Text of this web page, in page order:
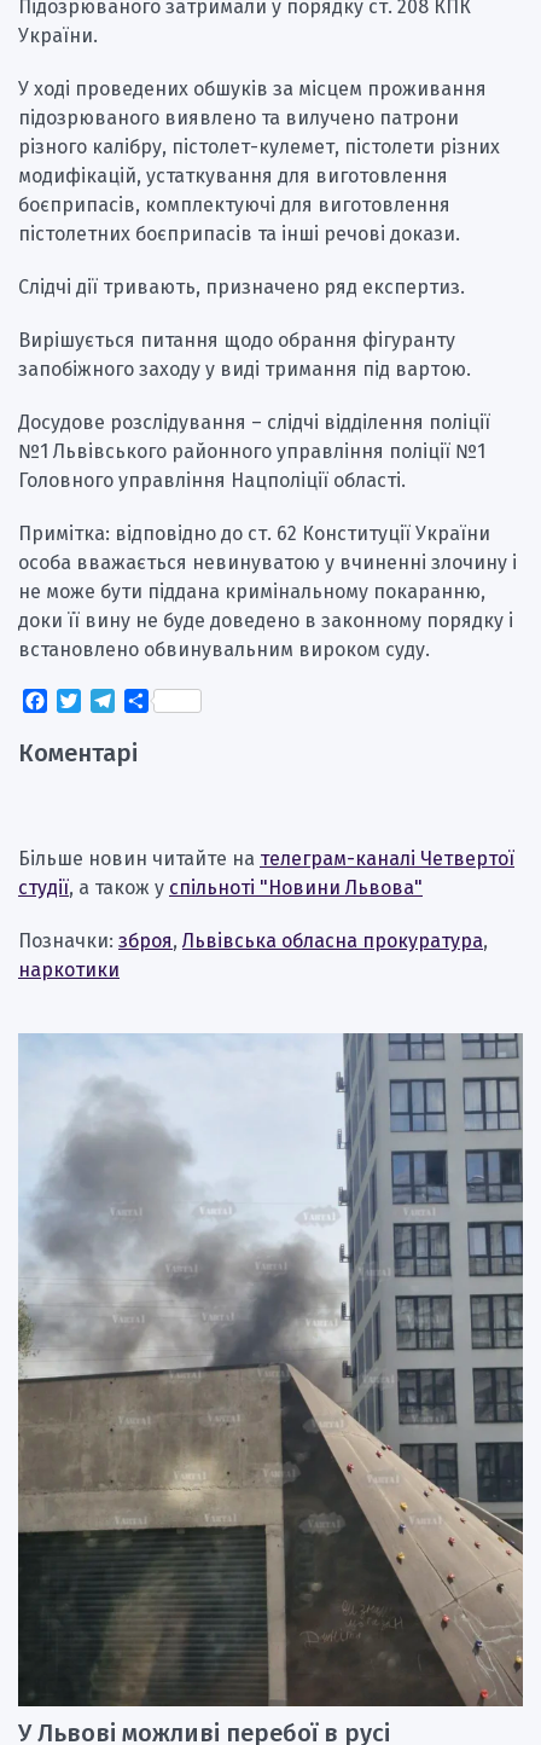
Підозрюваного затримали у порядку ст. 208 КПК
України.
У ході проведених обшуків за місцем проживання
підозрюваного виявлено та вилучено патрони
різного калібру, пістолет-кулемет, пістолети різних
модифікацій, устаткування для виготовлення
боєприпасів, комплектуючі для виготовлення
пістолетних боєприпасів та інші речові докази.
Слідчі дії тривають, призначено ряд експертиз.
Вирішується питання щодо обрання фігуранту
запобіжного заходу у виді тримання під вартою.
Досудове розслідування – слідчі відділення поліції
№1 Львівського районного управління поліції №1
Головного управління Нацполіції області.
Примітка: відповідно до ст. 62 Конституції України
особа вважається невинуватою у вчиненні злочину і
не може бути піддана кримінальному покаранню,
доки її вину не буде доведено в законному порядку і
встановлено обвинувальним вироком суду.
Facebook
TwitterTelegram
Поділитися
Коментарі
Більше новин читайте на телеграм-каналі Четвертої
студії, а також у спільноті "Новини Львова"
Позначки: зброя, Львівська обласна прокуратура,
наркотики
У Львові можливі перебої в русі